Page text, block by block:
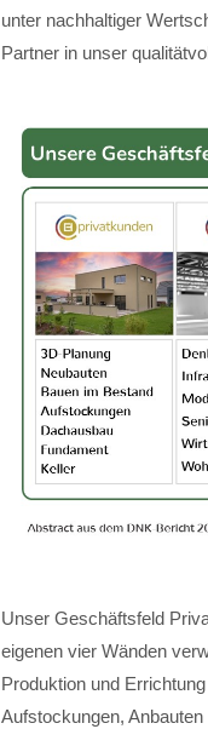
unter nachhaltiger
Partner in unser
Unser Geschäftsfeld
eigenen vier Wänden
Produktion und
Aufstockungen,